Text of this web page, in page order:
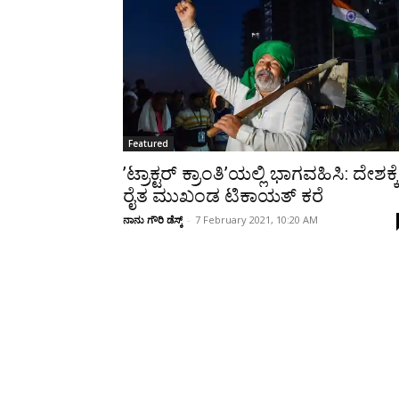
Featured
’ಟ್ರಾಕ್ಟರ್‌ ಕ್ರಾಂತಿ’ಯಲ್ಲಿ ಭಾಗವಹಿಸಿ: ದೇಶಕ್ಕೆ
ರೈತ ಮುಖಂಡ ಟಿಕಾಯತ್‌ ಕರೆ
ನಾನು ಗೌರಿ ಡೆಸ್ಕ್ - 7 February 2021, 10:20 AM